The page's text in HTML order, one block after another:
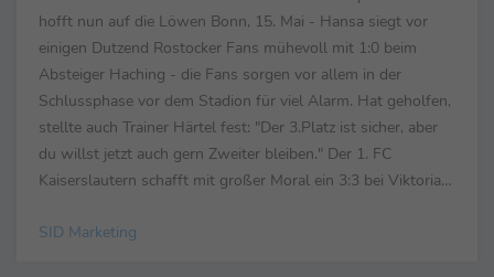
hofft nun auf die Löwen Bonn, 15. Mai - Hansa siegt vor
einigen Dutzend Rostocker Fans mühevoll mit 1:0 beim
Absteiger Haching - die Fans sorgen vor allem in der
Schlussphase vor dem Stadion für viel Alarm. Hat geholfen,
stellte auch Trainer Härtel fest: "Der 3.Platz ist sicher, aber
du willst jetzt auch gern Zweiter bleiben." Der 1. FC
Kaiserslautern schafft mit großer Moral ein 3:3 bei Viktoria
SID Marketing